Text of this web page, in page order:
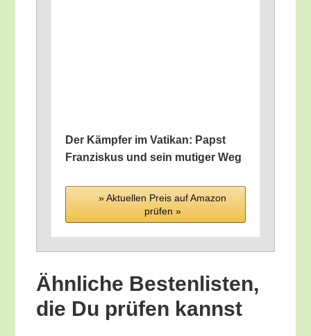
Der Kämp­fer im Vati­kan: Papst
Fran­zis­kus und sein muti­ger Weg
» Aktu­el­len Preis auf Ama­zon
prü­fen »
Ähn­li­che Bes­ten­lis­ten,
die Du prü­fen kannst